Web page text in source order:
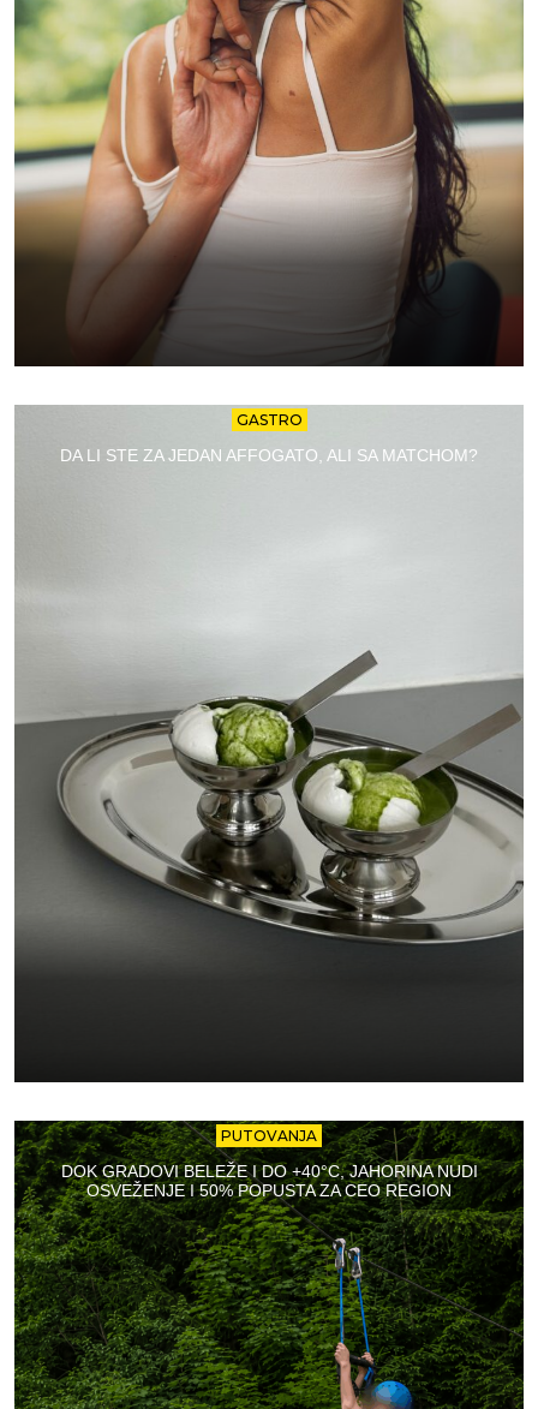
GASTRO
DA LI STE ZA JEDAN AFFOGATO, ALI SA MATCHOM?
PUTOVANJA
DOK GRADOVI BELEŽE I DO +40°C, JAHORINA NUDI
OSVEŽENJE I 50% POPUSTA ZA CEO REGION